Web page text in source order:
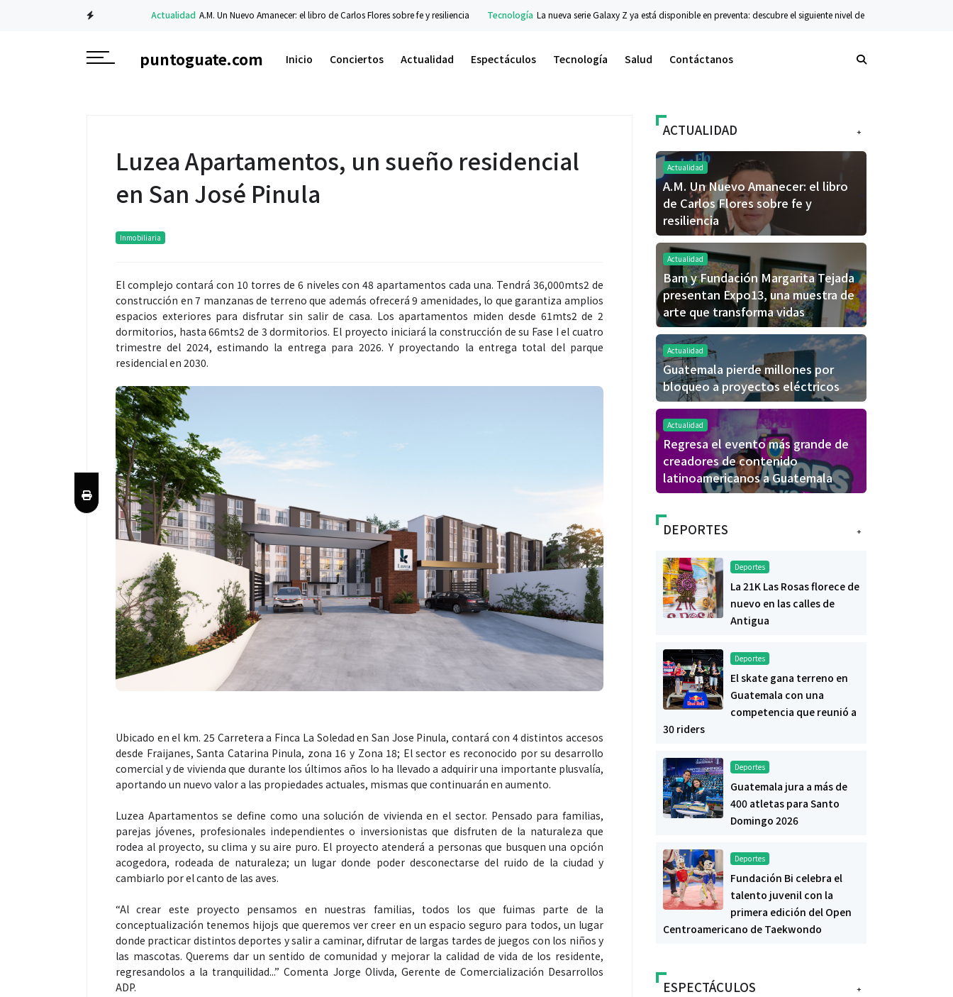
Actualidad A.M. Un Nuevo Amanecer: el libro de Carlos Flores sobre fe y resiliencia Tecnología La nueva serie Galaxy Z ya está disponible en preventa: descubre el siguiente nivel de innovación plegable
puntoguate.com Inicio Conciertos Actualidad Espectáculos Tecnología Salud Contáctanos
Luzea Apartamentos, un sueño residencial
en San José Pinula
Inmobiliaria
El complejo contará con 10 torres de 6 niveles con 48 apartamentos cada una. Tendrá 36,000mts2 de
construcción en 7 manzanas de terreno que además ofrecerá 9 amenidades, lo que garantiza amplios
espacios exteriores para disfrutar sin salir de casa. Los apartamentos miden desde 61mts2 de 2
dormitorios, hasta 66mts2 de 3 dormitorios. El proyecto iniciará la construcción de su Fase I el cuatro
trimestre del 2024, estimando la entrega para 2026. Y proyectando la entrega total del parque
residencial en 2030.
Ubicado en el km. 25 Carretera a Finca La Soledad en San Jose Pinula, contará con 4 distintos accesos
desde Fraijanes, Santa Catarina Pinula, zona 16 y Zona 18; El sector es reconocido por su desarrollo
comercial y de vivienda que durante los últimos años lo ha llevado a adquirir una importante plusvalía,
aportando un nuevo valor a las propiedades actuales, mismas que continuarán en aumento.
Luzea Apartamentos se define como una solución de vivienda en el sector. Pensado para familias,
parejas jóvenes, profesionales independientes o inversionistas que disfruten de la naturaleza que
rodea al proyecto, su clima y su aire puro. El proyecto atenderá a personas que busquen una opción
acogedora, rodeada de naturaleza; un lugar donde poder desconectarse del ruido de la ciudad y
cambiarlo por el canto de las aves.
“Al crear este proyecto pensamos en nuestras familias, todos los que fuimas parte de la
conceptualización tenemos hijojs que queremos ver creer en un espacio seguro para todos, un lugar
donde practicar distintos deportes y salir a caminar, difrutar de largas tardes de juegos con los niños y
las mascotas. Querems dar un sentido de comunidad y mejorar la calidad de vida de los residente,
regresandolos a la tranquilidad...” Comenta Jorge Olivda, Gerente de Comercialización Desarrollos
ADP.
+
ACTUALIDAD
Actualidad
A.M. Un Nuevo Amanecer: el libro
de Carlos Flores sobre fe y
resiliencia
Actualidad
Bam y Fundación Margarita Tejada
presentan Expo13, una muestra de
arte que transforma vidas
Actualidad
Guatemala pierde millones por
bloqueo a proyectos eléctricos
Actualidad
Regresa el evento más grande de
creadores de contenido
latinoamericanos a Guatemala
+
DEPORTES
Deportes
La 21K Las Rosas florece de
nuevo en las calles de
Antigua
Deportes
El skate gana terreno en
Guatemala con una
competencia que reunió a
30 riders
Deportes
Guatemala jura a más de
400 atletas para Santo
Domingo 2026
Deportes
Fundación Bi celebra el
talento juvenil con la
primera edición del Open
Centroamericano de Taekwondo
+
ESPECTÁCULOS